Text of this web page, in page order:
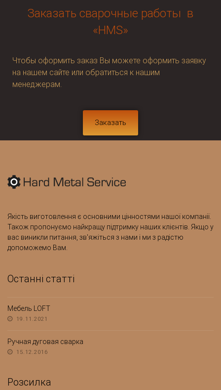
Заказать сварочные работы в
«HMS»
Чтобы оформить заказ Вы можете оформить заявку
на нашем сайте или обратиться к нашим
менеджерам.
Заказать
Якість виготовлення є основними цінностями нашої компанії.
Також пропонуємо найкращу підтримку наших клієнтів. Якщо у
вас виникли питання, зв'яжіться з нами і ми з радістю
допоможемо Вам.
Останні статті
Мебель LOFT
19.11.2021
Ручная дуговая сварка
15.12.2016
Розсилка